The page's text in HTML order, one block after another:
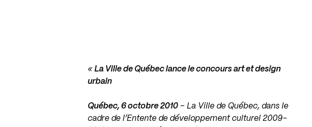
«La Ville de Québec lance le concours art et design
urbain
Québec, 6 octobre 2010 – La Ville de Québec, dans le
cadre de l’Entente de développement culturel 2009-